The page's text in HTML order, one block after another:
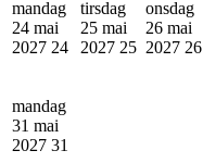
mandag
24 mai
2027 24
tirsdag
25 mai
2027 25
onsdag
26 mai
2027 26
mandag
31 mai
2027 31